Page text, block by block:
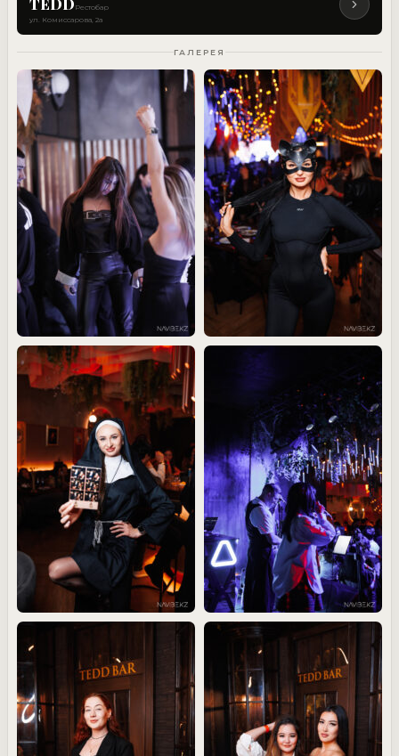
TEDD Рестобар
ул. Комиссарова, 2а
ГАЛЕРЕЯ